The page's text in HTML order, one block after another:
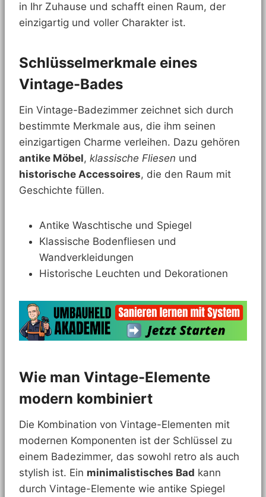
in Ihr Zuhause und schafft einen Raum, der
einzigartig und voller Charakter ist.
Schlüsselmerkmale eines
Vintage-Bades
Ein Vintage-Badezimmer zeichnet sich durch
bestimmte Merkmale aus, die ihm seinen
einzigartigen Charme verleihen. Dazu gehören
antike Möbel, klassische Fliesen und
historische Accessoires, die den Raum mit
Geschichte füllen.
Antike Waschtische und Spiegel
Klassische Bodenfliesen und
Wandverkleidungen
Historische Leuchten und Dekorationen
Wie man Vintage-Elemente
modern kombiniert
Die Kombination von Vintage-Elementen mit
modernen Komponenten ist der Schlüssel zu
einem Badezimmer, das sowohl retro als auch
stylish ist. Ein minimalistisches Bad kann
durch Vintage-Elemente wie antike Spiegel